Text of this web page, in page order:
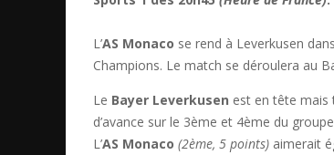
L’AS Monaco se rend à Leverkusen
Champions. Le match se déroulera au
Le Bayer Leverkusen est en tête mais
d’avance sur le 3ème et 4ème du
L’AS Monaco (2ème, 5 points) aimerait